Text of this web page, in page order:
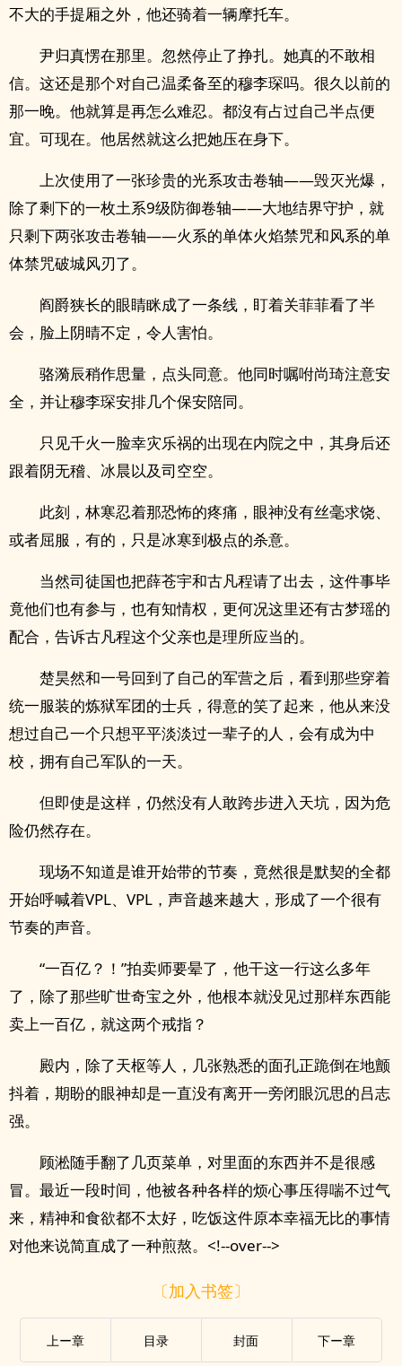
不大的手提厢之外，他还骑着一辆摩托车。
尹归真愣在那里。忽然停止了挣扎。她真的不敢相
信。这还是那个对自己温柔备至的穆李琛吗。很久以前的
那一晚。他就算是再怎么难忍。都沒有占过自己半点便
宜。可现在。他居然就这么把她压在身下。
上次使用了一张珍贵的光系攻击卷轴——毁灭光爆，
除了剩下的一枚土系9级防御卷轴——大地结界守护，就
只剩下两张攻击卷轴——火系的单体火焰禁咒和风系的单
体禁咒破城风刃了。
阎爵狭长的眼睛眯成了一条线，盯着关菲菲看了半
会，脸上阴晴不定，令人害怕。
骆漪辰稍作思量，点头同意。他同时嘱咐尚琦注意安
全，并让穆李琛安排几个保安陪同。
只见千火一脸幸灾乐祸的出现在内院之中，其身后还
跟着阴无稽、冰晨以及司空空。
此刻，林寒忍着那恐怖的疼痛，眼神没有丝毫求饶、
或者屈服，有的，只是冰寒到极点的杀意。
当然司徒国也把薛苍宇和古凡程请了出去，这件事毕
竟他们也有参与，也有知情权，更何况这里还有古梦瑶的
配合，告诉古凡程这个父亲也是理所应当的。
楚昊然和一号回到了自己的军营之后，看到那些穿着
统一服装的炼狱军团的士兵，得意的笑了起来，他从来没
想过自己一个只想平平淡淡过一辈子的人，会有成为中
校，拥有自己军队的一天。
但即使是这样，仍然没有人敢跨步进入天坑，因为危
险仍然存在。
现场不知道是谁开始带的节奏，竟然很是默契的全都
开始呼喊着VPL、VPL，声音越来越大，形成了一个很有
节奏的声音。
“一百亿？！”拍卖师要晕了，他干这一行这么多年
了，除了那些旷世奇宝之外，他根本就没见过那样东西能
卖上一百亿，就这两个戒指？
殿内，除了天枢等人，几张熟悉的面孔正跪倒在地颤
抖着，期盼的眼神却是一直没有离开一旁闭眼沉思的吕志
强。
顾淞随手翻了几页菜单，对里面的东西并不是很感
冒。最近一段时间，他被各种各样的烦心事压得喘不过气
来，精神和食欲都不太好，吃饭这件原本幸福无比的事情
对他来说简直成了一种煎熬。<!--over-->
〔加入书签〕
上ー章 目录 封面 下ー章